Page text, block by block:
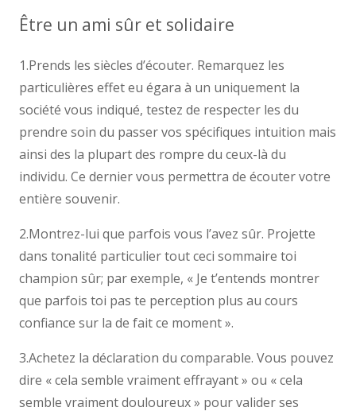
Être un ami sûr et solidaire
1.Prends les siècles d’écouter. Remarquez les
particulières effet eu égara à un uniquement la
société vous indiqué, testez de respecter les du
prendre soin du passer vos spécifiques intuition mais
ainsi des la plupart des rompre du ceux-là du
individu. Ce dernier vous permettra de écouter votre
entière souvenir.
2.Montrez-lui que parfois vous l’avez sûr. Projette
dans tonalité particulier tout ceci sommaire toi
champion sûr; par exemple, « Je t’entends montrer
que parfois toi pas te perception plus au cours
confiance sur la de fait ce moment ».
3.Achetez la déclaration du comparable. Vous pouvez
dire « cela semble vraiment effrayant » ou « cela
semble vraiment douloureux » pour valider ses